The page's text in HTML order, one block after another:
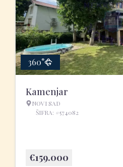
360°
Kamenjar
NOVI SAD
ŠIFRA: #574082
€159.000